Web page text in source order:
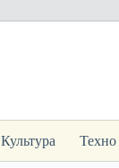
Культура Техно